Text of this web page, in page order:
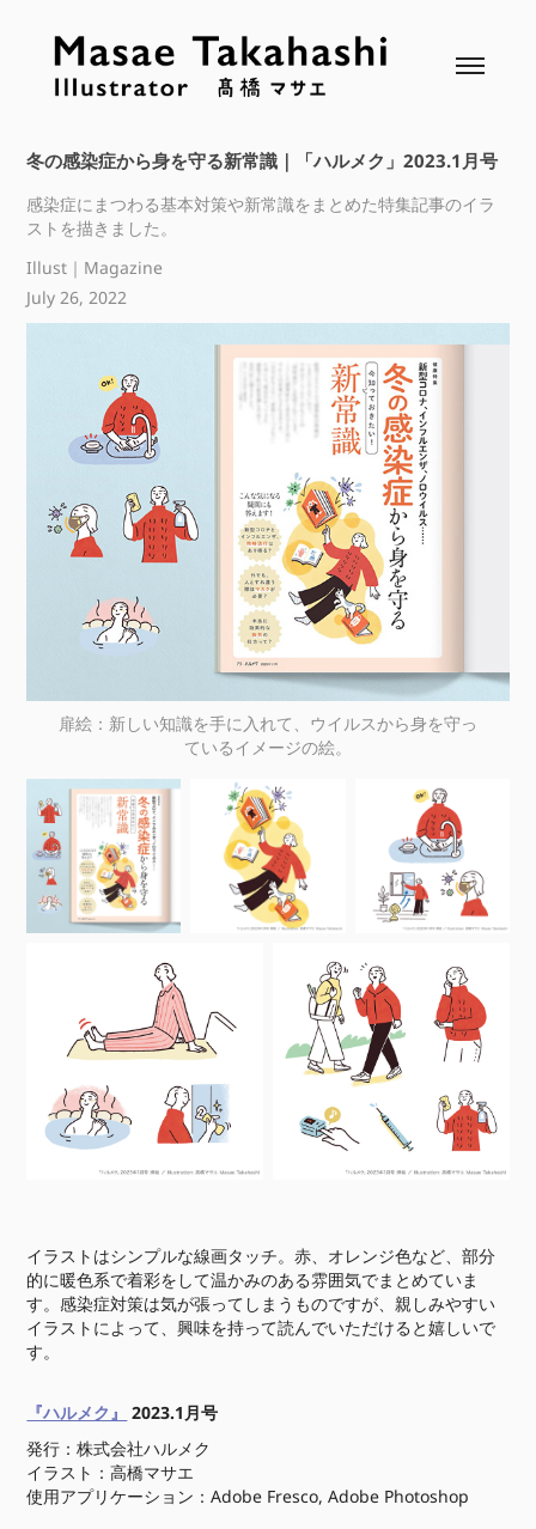
冬の感染症から身を守る新常識｜「ハルメク」2023.1月号
感染症にまつわる基本対策や新常識をまとめた特集記事のイラ
ストを描きました。
Illust｜Magazine
July 26, 2022
扉絵：新しい知識を手に入れて、ウイルスから身を守っ
ているイメージの絵。
イラストはシンプルな線画タッチ。赤、オレンジ色など、部分
的に暖色系で着彩をして温かみのある雰囲気でまとめていま
す。感染症対策は気が張ってしまうものですが、親しみやすい
イラストによって、興味を持って読んでいただけると嬉しいで
す。
『ハルメク』 2023.1月号
発行：株式会社ハルメク
イラスト：高橋マサエ
使用アプリケーション：Adobe Fresco, Adobe Photoshop